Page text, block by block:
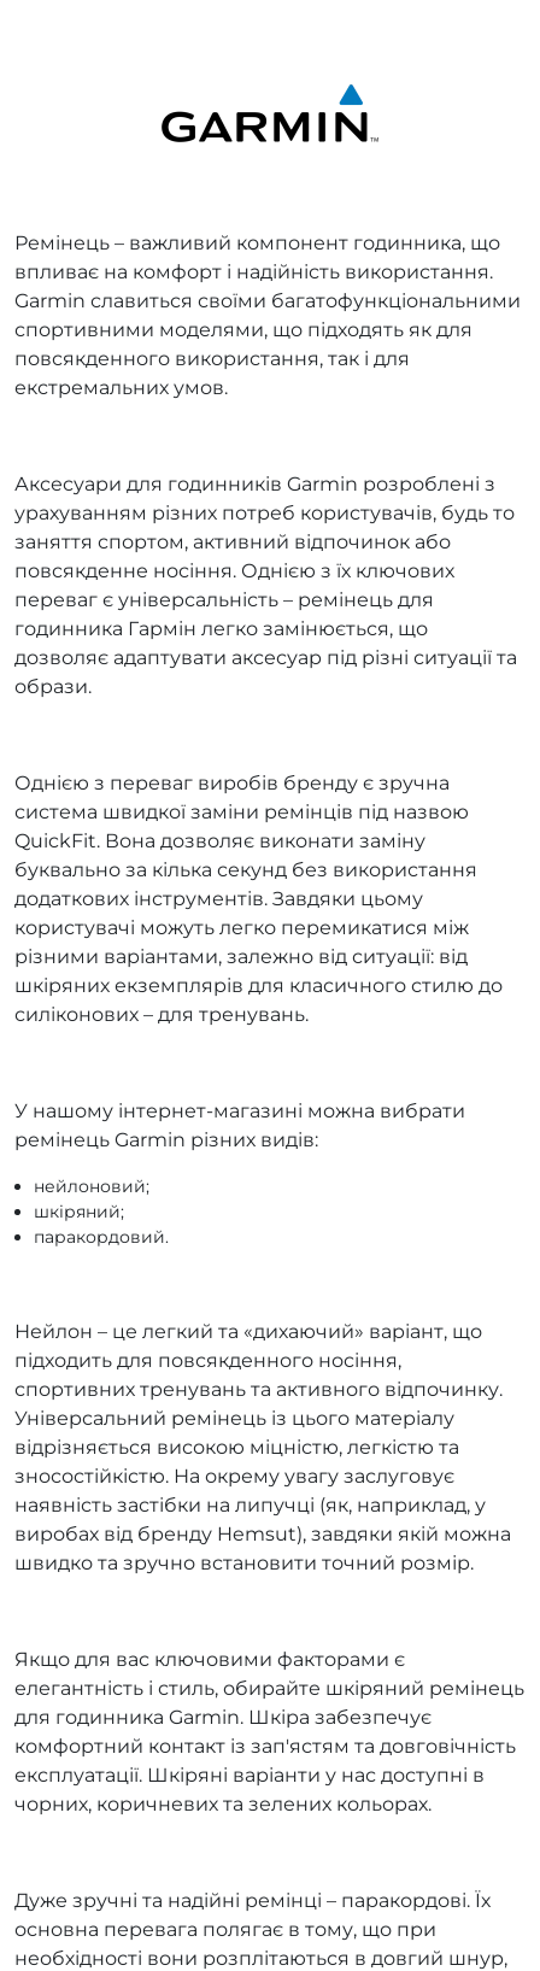
Ремінець – важливий компонент годинника, що
впливає на комфорт і надійність використання.
Garmin славиться своїми багатофункціональними
спортивними моделями, що підходять як для
повсякденного використання, так і для
екстремальних умов.
Аксесуари для годинників Garmin розроблені з
урахуванням різних потреб користувачів, будь то
заняття спортом, активний відпочинок або
повсякденне носіння. Однією з їх ключових
переваг є універсальність – ремінець для
годинника Гармін легко замінюється, що
дозволяє адаптувати аксесуар під різні ситуації та
образи.
Однією з переваг виробів бренду є зручна
система швидкої заміни ремінців під назвою
QuickFit. Вона дозволяє виконати заміну
буквально за кілька секунд без використання
додаткових інструментів. Завдяки цьому
користувачі можуть легко перемикатися між
різними варіантами, залежно від ситуації: від
шкіряних екземплярів для класичного стилю до
силіконових – для тренувань.
У нашому інтернет-магазині можна вибрати
ремінець Garmin різних видів:
нейлоновий;
шкіряний;
паракордовий.
Нейлон – це легкий та «дихаючий» варіант, що
підходить для повсякденного носіння,
спортивних тренувань та активного відпочинку.
Універсальний ремінець із цього матеріалу
відрізняється високою міцністю, легкістю та
зносостійкістю. На окрему увагу заслуговує
наявність застібки на липучці (як, наприклад, у
виробах від бренду Hemsut), завдяки якій можна
швидко та зручно встановити точний розмір.
Якщо для вас ключовими факторами є
елегантність і стиль, обирайте шкіряний ремінець
для годинника Garmin. Шкіра забезпечує
комфортний контакт із зап'ястям та довговічність
експлуатації. Шкіряні варіанти у нас доступні в
чорних, коричневих та зелених кольорах.
Дуже зручні та надійні ремінці – паракордові. Їх
основна перевага полягає в тому, що при
необхідності вони розплітаються в довгий шнур,